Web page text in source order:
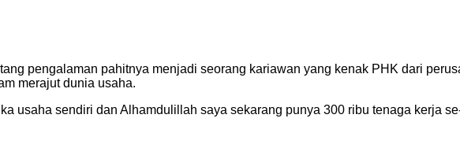
pengalaman pahitnya menjadi seorang kariawan yang kenak PHK dari
merajut dunia usaha.
usaha sendiri dan Alhamdulillah saya sekarang punya 300 ribu tenaga kerja